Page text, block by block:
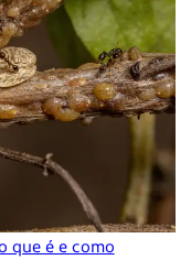
que é e como